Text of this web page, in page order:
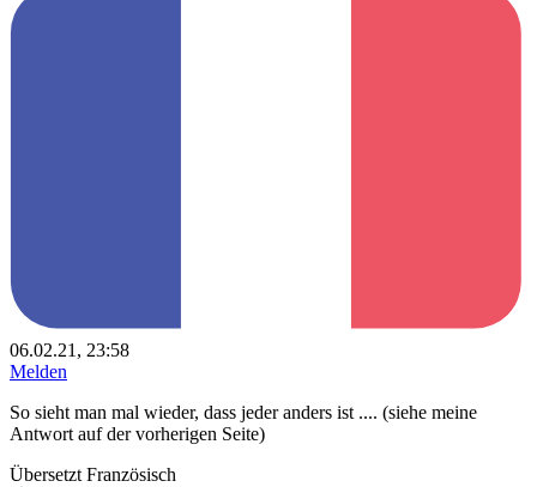
06.02.21, 23:58
Melden
So sieht man mal wieder, dass jeder anders ist .... (siehe meine
Antwort auf der vorherigen Seite)
Übersetzt Französisch